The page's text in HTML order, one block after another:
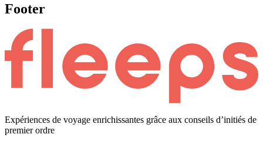
Footer
Expériences de voyage enrichissantes grâce aux conseils d’initiés de
premier ordre